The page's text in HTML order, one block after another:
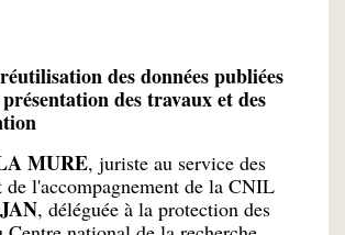
des données publiées
des travaux et des
MURE, juriste au service des
de l'accompagnement de la CNIL
, déléguée à la protection des